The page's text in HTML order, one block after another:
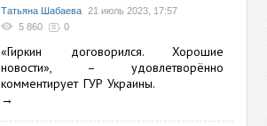
Татьяна Шабаева
21 июль 2023, 17:57
5 860
0
«Гиркин договорился. Хорошие
новости», – удовлетворённо
комментирует ГУР Украины.
→